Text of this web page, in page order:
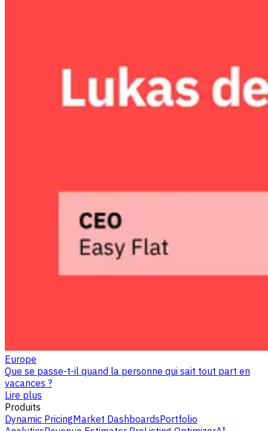
Europe
Que se passe-t-il quand la personne qui sait tout part en
vacances ?
Lire plus
Produits
Dynamic PricingMarket DashboardsPortfolio